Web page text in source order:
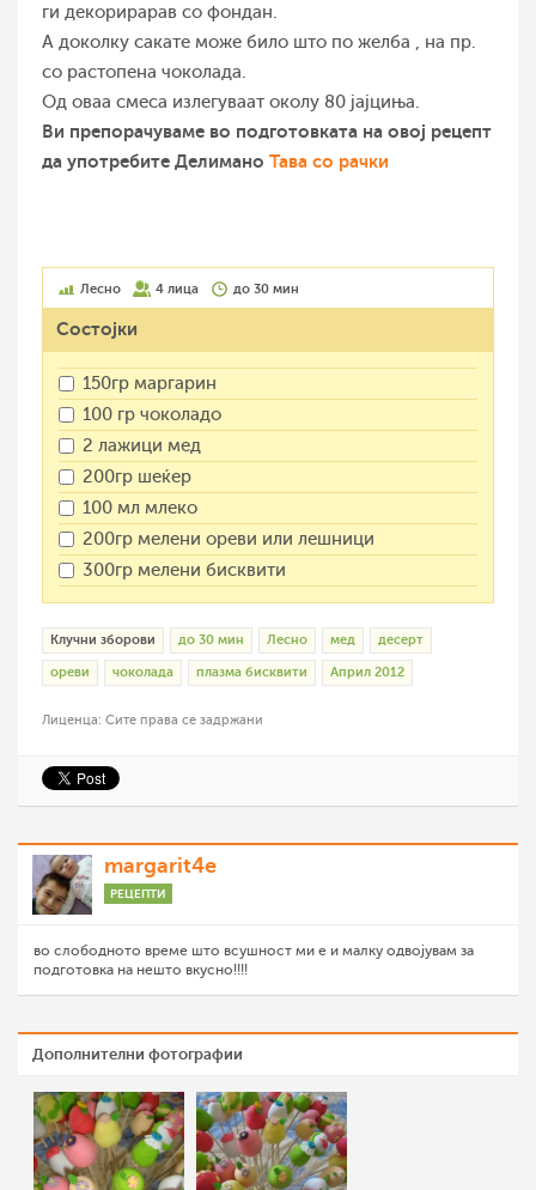
ги декорирарав со фондан.
А доколку сакате може било што по желба , на пр.
со растопена чоколада.
Од оваа смеса излегуваат околу 80 јајциња.
Ви препорачуваме во подготовката на овој рецепт
да употребите Делимано Тава со рачки
Лесно 4 лица до 30 мин
Состојки
150гр маргарин
100 гр чоколадо
2 лажици мед
200гр шеќер
100 мл млеко
200гр мелени ореви или лешници
300гр мелени бисквити
Клучни зборови до 30 мин Лесно мед десерт
ореви чоколада плазма бисквити Април 2012
Лиценца: Сите права се задржани
margarit4e
РЕЦЕПТИ
во слободното време што всушност ми е и малку одвојувам за
подготовка на нешто вкусно!!!!
Дополнителни фотографии